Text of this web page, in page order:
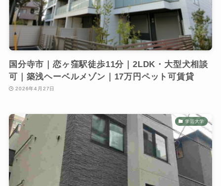
国分寺市｜恋ヶ窪駅徒歩11分｜2LDK・大型犬相談
可｜築浅ヘーベルメゾン｜17万円ペット可賃貸
2026年4月27日
学芸大学